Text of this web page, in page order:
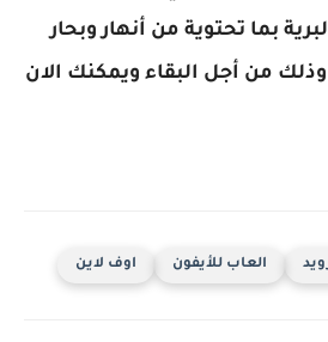
بما تحتوية من أنهار وبحار
من أجل البقاء ويمكنك الان
العاب للأيفون اوف لاين